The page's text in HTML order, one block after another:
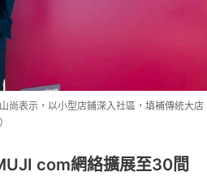
尚表示，以小型店鋪深入社區，填補傳統大店
com網絡擴展至30間